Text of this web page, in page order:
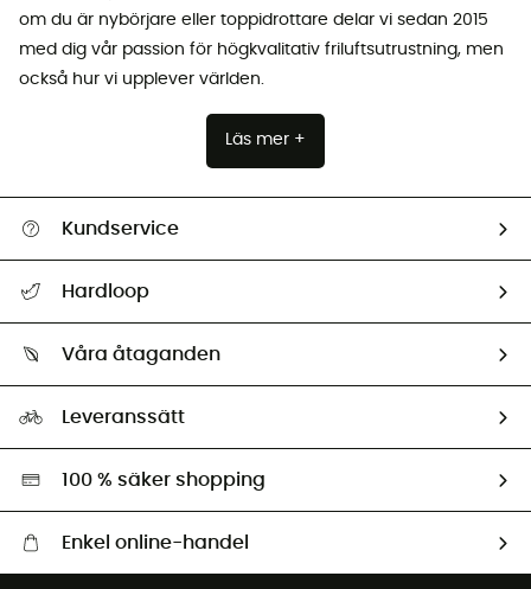
om du är nybörjare eller toppidrottare delar vi sedan 2015
med dig vår passion för högkvalitativ friluftsutrustning, men
också hur vi upplever världen.
Läs mer +
Kundservice
Retur & återbetalning
Hardloop
Ambassadörer
Våra åtaganden
Miljöanpassat urval
Leveranssätt
100 % säker shopping
Enkel online-handel